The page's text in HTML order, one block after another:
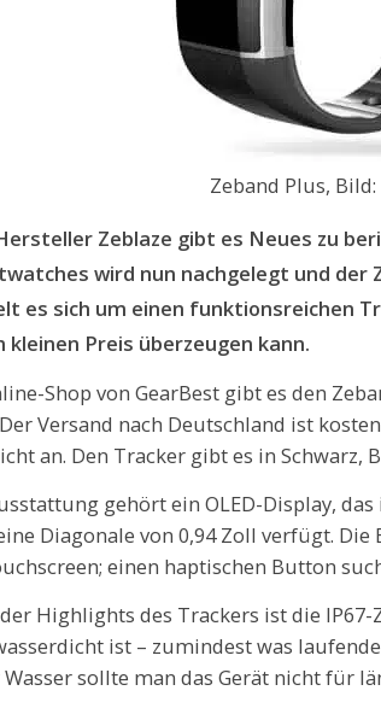
Zeband Plus,
Zeblaze gibt es Neues zu
wird nun nachgelegt und der
es sich um einen funktionsreichen
kleinen Preis überzeugen kann.
Shop von GearBest gibt es den
Versand nach Deutschland ist
an. Den Tracker gibt es in Schwarz,
gehört ein OLED-Display,
Diagonale von 0,94 Zoll verfügt.
einen haptischen Button
Highlights des Trackers ist die
ist – zumindest was
sollte man das Gerät nicht für